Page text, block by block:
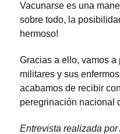
Vacunarse es una
sobre todo, la
hermoso!
Gracias a ello, vamos
militares y sus
acabamos de recibir
peregrinación nacional
Entrevista realizada por